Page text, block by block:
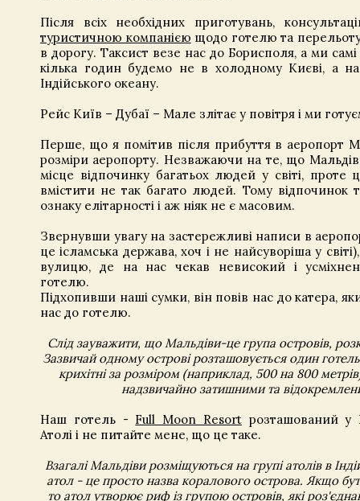
Після всіх необхідних приготувань,
туристичною компанією щодо готелю та
в дорогу. Таксист везе нас до Борисполя, а ми
кілька годин будемо не в холодному Києві, а
Індійського океану.
Рейс Київ – Дубаї – Мале злітає у повітря і ми
Перше, що я помітив після прибуття в аеропорт
розміри аеропорту. Незважаючи на те, що
місце відпочинку багатьох людей у ​​світі, проте
вмістити не так багато людей. Тому відпочинок
ознаку елітарності і аж ніяк не є масовим.
Звернувши увагу на застережливі написи в
це ісламська держава, хоч і не найсуворіша у
вулицю, де на нас чекав невисокий і
готелю.
Підхопивши наші сумки, він повів нас до катера,
нас до готелю.
Слід зауважити, що Мальдіви-це група островів,
Зазвичай одному острові розташовується один
крихітні за розміром (наприклад, 500 на 800
надзвичайно затишними та
Наш готель - Full Moon Resortрозташований у
Атолі і не питайте мене, що це таке.
Взагалі Мальдіви розміщуються на групі атолів в
атол - це просто назва коралового острова. Якщо
то атол утворює риф із групою островів, які